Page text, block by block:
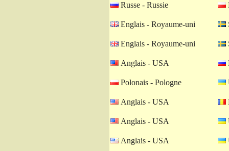
Russe - Russie
Englais - Royaume-uni
Englais - Royaume-uni
Anglais - USA
Polonais - Pologne
Anglais - USA
Anglais - USA
Anglais - USA